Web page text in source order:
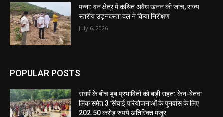
पन्ना: वन क्षेत्र में कथित अवैध खनन की जांच, राज्य
स्तरीय उड़नदस्ता दल ने किया निरीक्षण
July 6, 2026
POPULAR POSTS
संघर्ष के बीच डूब प्रभावितों को बड़ी राहत: केन-बेतवा
लिंक समेत 3 सिंचाई परियोजनाओं के पुनर्वास के लिए
202.50 करोड़ रुपये अतिरिक्त मंजूर